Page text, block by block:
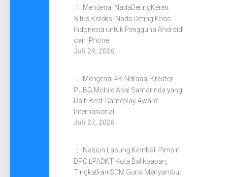
Mengenal NadaDeringKeren,
Situs Koleksi Nada Dering Khas
Indonesia untuk Pengguna Android
dan iPhone
Juli 29, 2026
Mengenal 4K Ndraaa, Kreator
PUBG Mobile Asal Samarinda yang
Raih Best Gameplay Award
Internasional
Juli 27, 2026
Nasion Lasung Kembali Pimpin
DPC LPADKT Kota Balikpapan,
Tingkatkan SDM Guna Menyambut